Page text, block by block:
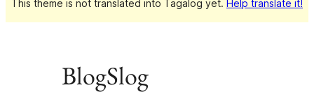
This theme is not translated into Tagalog yet. Help translate it!
BlogSlog